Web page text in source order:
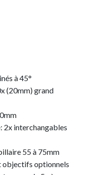
à 45°
(20mm) grand
2x interchangables
55 à 75mm
objectifs optionnels